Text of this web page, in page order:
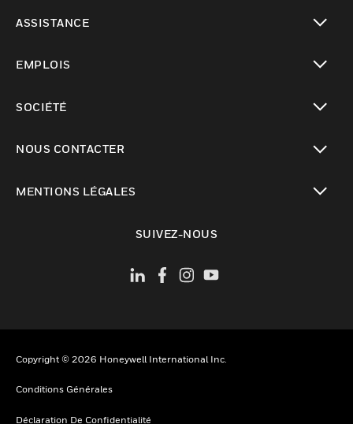
ASSISTANCE
EMPLOIS
SOCIÉTÉ
NOUS CONTACTER
MENTIONS LÉGALES
SUIVEZ-NOUS
Copyright © 2026 Honeywell International Inc.
Conditions Générales
Déclaration De Confidentialité